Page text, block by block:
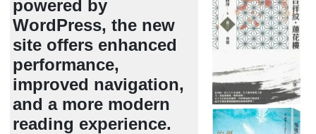
powered by
WordPress, the new
site offers enhanced
performance,
improved navigation,
and a more modern
reading experience.